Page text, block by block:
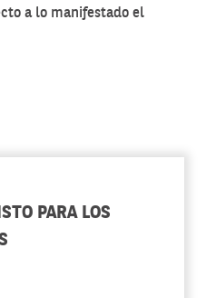
a lo manifestado el
PARA LOS